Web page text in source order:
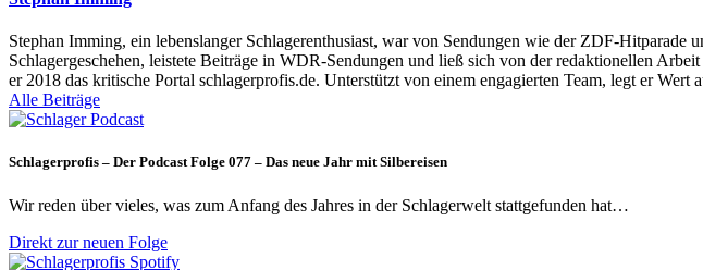
Stephan Imming, ein lebenslanger Schlagerenthusiast, war von Sendungen wie der ZDF-
Schlagergeschehen, leistete Beiträge in WDR-Sendungen und ließ sich von der redaktionellen
er 2018 das kritische Portal schlagerprofis.de. Unterstützt von einem engagierten Team, legt er Wert
Alle Beiträge
Schlagerprofis – Der Podcast Folge 077 – Das neue Jahr mit Silbereisen
Wir reden über vieles, was zum Anfang des Jahres in der Schlagerwelt stattgefunden hat…
Direkt zur neuen Folge